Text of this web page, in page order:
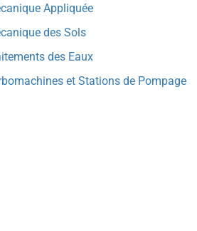
Appliquée
des Sols
des Eaux
et Stations de Pompage